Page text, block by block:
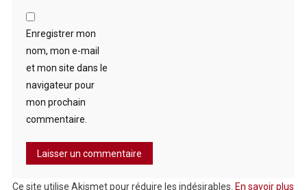
Enregistrer mon
nom, mon e-mail
et mon site dans le
navigateur pour
mon prochain
commentaire.
Ce site utilise Akismet pour réduire les indésirables. En savoir plus